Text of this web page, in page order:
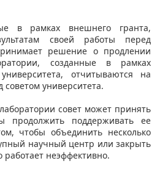
в рамках внешнего гранта,
своей работы перед
решение о продлении
созданные в рамках
отчитываются на
университета.
совет может принять
поддерживать ее
чтобы объединить несколько
научный центр или закрыть
работает неэффективно.